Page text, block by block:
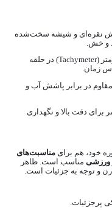
نقره‌ای و شیشه سخت‌شده
: شامل مقیاس تاخیمومتر (Tachymeter) در حلقه
زمان.
اتمسفر (مقاوم در برابر پاشش آب و
برای دقت بالا و نگهداری
مناسبت‌های
ورزشیمناسب است. ظاهر
و توجه به جزئیات است.
پرجزئیات.